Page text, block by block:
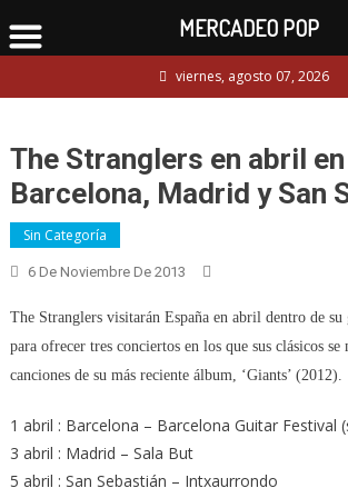
to
viernes, agosto 07, 2026
The Stranglers en abril en
Barcelona, Madrid y San
Sin Categoría
6 De Noviembre De 2013
The Stranglers visitarán España en abril dentro de
para ofrecer tres conciertos en los que sus clásicos se
canciones de su más reciente álbum, ‘Giants’ (2012).
1 abril : Barcelona – Barcelona Guitar Festival
3 abril : Madrid – Sala But
5 abril : San Sebastián – Intxaurrondo
MERCADEO POP